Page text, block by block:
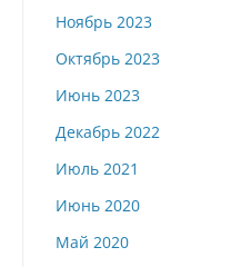
Ноябрь 2023
Октябрь 2023
Июнь 2023
Декабрь 2022
Июль 2021
Июнь 2020
Май 2020